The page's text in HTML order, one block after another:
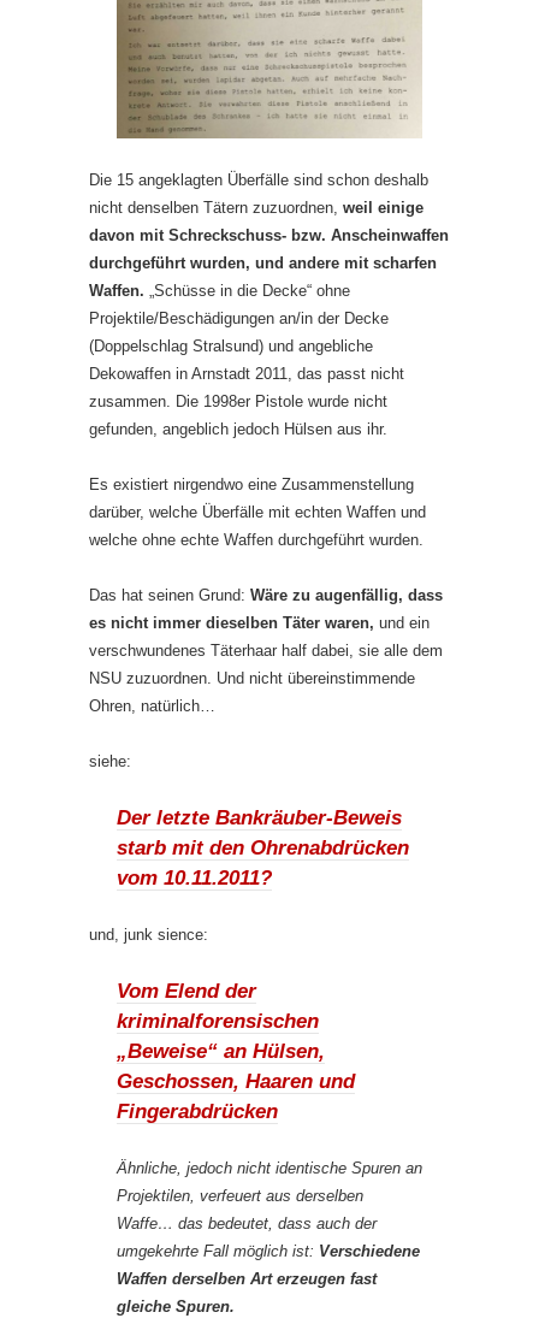
Die 15 angeklagten Überfälle sind schon deshalb
nicht denselben Tätern zuzuordnen, weil einige
davon mit Schreckschuss- bzw. Anscheinwaffen
durchgeführt wurden, und andere mit scharfen
Waffen. „Schüsse in die Decke“ ohne
Projektile/Beschädigungen an/in der Decke
(Doppelschlag Stralsund) und angebliche
Dekowaffen in Arnstadt 2011, das passt nicht
zusammen. Die 1998er Pistole wurde nicht
gefunden, angeblich jedoch Hülsen aus ihr.
Es existiert nirgendwo eine Zusammenstellung
darüber, welche Überfälle mit echten Waffen und
welche ohne echte Waffen durchgeführt wurden.
Das hat seinen Grund: Wäre zu augenfällig, dass
es nicht immer dieselben Täter waren, und ein
verschwundenes Täterhaar half dabei, sie alle dem
NSU zuzuordnen. Und nicht übereinstimmende
Ohren, natürlich…
siehe:
Der letzte Bankräuber-Beweis
starb mit den Ohrenabdrücken
vom 10.11.2011?
und, junk sience:
Vom Elend der
kriminalforensischen
„Beweise“ an Hülsen,
Geschossen, Haaren und
Fingerabdrücken
Ähnliche, jedoch nicht identische Spuren an
Projektilen, verfeuert aus derselben
Waffe… das bedeutet, dass auch der
umgekehrte Fall möglich ist: Verschiedene
Waffen derselben Art erzeugen fast
gleiche Spuren.